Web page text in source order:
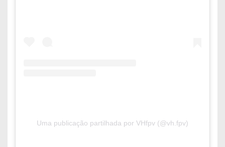
Uma publicação partilhada por VHfpv (@vh.fpv)